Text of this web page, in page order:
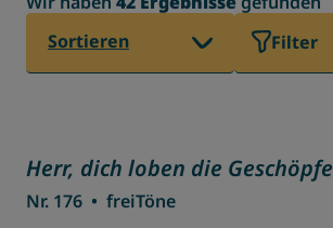
Sortieren
Filter
Herr, dich loben die Geschöpfe
Nr. 176 • freiTöne